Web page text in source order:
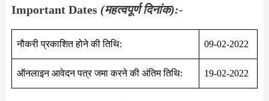
Important Dates (महत्वपूर्ण दिनांक):-
नौकरी प्रकाशित होने की तिथि: 09-02-2022
ऑनलाइन आवेदन पत्र जमा करने की अंतिम तिथि: 19-02-2022